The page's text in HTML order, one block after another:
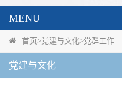
MENU
首页>党建与文化>党群工作
党建与文化